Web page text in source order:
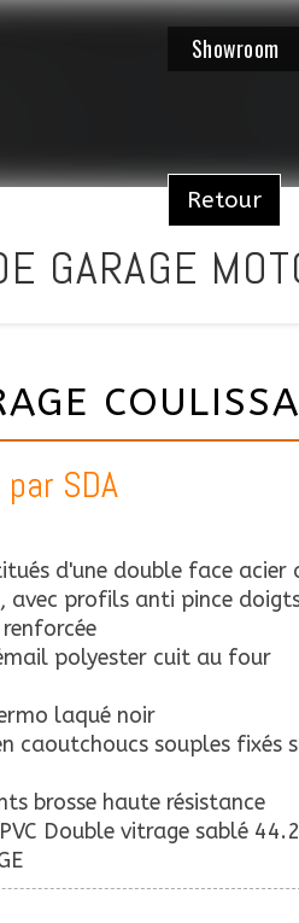
Showroom
Retour
GARAGE
SDA
d'une double face
avec profils anti pince
polyester cuit au four
laqué noir
caoutchoucs souples
brosse haute résistance
Double vitrage sablé